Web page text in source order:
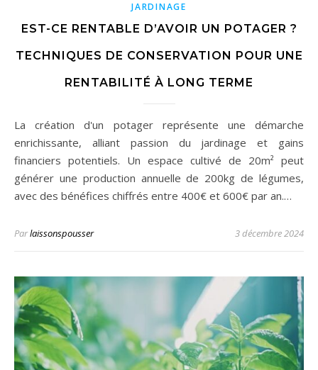
JARDINAGE
EST-CE RENTABLE D’AVOIR UN POTAGER ?
TECHNIQUES DE CONSERVATION POUR UNE
RENTABILITÉ À LONG TERME
La création d'un potager représente une démarche
enrichissante, alliant passion du jardinage et gains
financiers potentiels. Un espace cultivé de 20m² peut
générer une production annuelle de 200kg de légumes,
avec des bénéfices chiffrés entre 400€ et 600€ par an.…
Parlaissonspousser 3 décembre 2024